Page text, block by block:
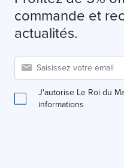
commande et
actualités.
J'autorise Le Roi du
informations